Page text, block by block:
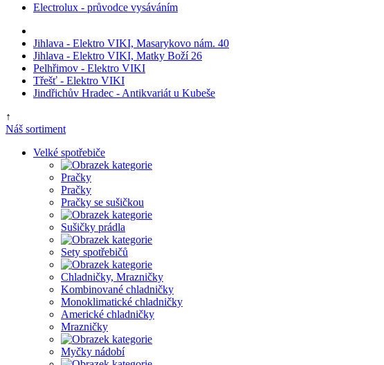
Electrolux - průvodce vysáváním
Jihlava - Elektro VIKI, Masarykovo nám. 40
Jihlava - Elektro VIKI, Matky Boží 26
Pelhřimov - Elektro VIKI
Třešť - Elektro VIKI
Jindřichův Hradec - Antikvariát u Kubeše
↑
Náš sortiment
Velké spotřebiče
Pračky
Pračky
Pračky se sušičkou
Sušičky prádla
Sety spotřebičů
Chladničky, Mrazničky
Kombinované chladničky
Monoklimatické chladničky
Americké chladničky
Mrazničky
Myčky nádobí